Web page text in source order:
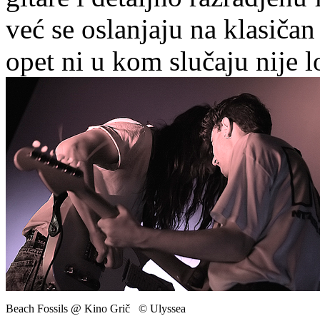
već se oslanjaju na
opet ni u kom slučaju nije
Beach Fossils @ Kino Grič © Ulyssea